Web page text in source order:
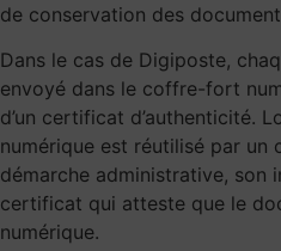
de conservation des
Dans le cas de Digiposte,
envoyé dans le coffre-fort
d’un certificat d’authenticité.
numérique est réutilisé par un
démarche administrative, son
certificat qui atteste que le
numérique.